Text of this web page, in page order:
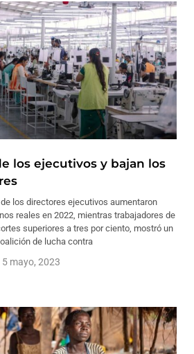
los ejecutivos y bajan los
los directores ejecutivos aumentaron
reales en 2022, mientras trabajadores de
superiores a tres por ciento, mostró un
de lucha contra
5 mayo, 2023